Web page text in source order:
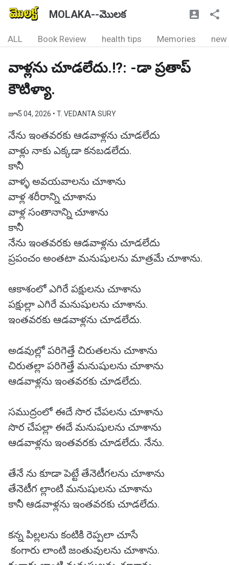
MOLAKA--మొలక
ALL Book Review health tips Memories new
వాళ్లను చూడలేదు.!?: -డా ప్రతాప్
కౌటిళ్యా.
జూన్ 04, 2026 • T. VEDANTA SURY
నేను ఇంతవరకు ఆడవాళ్లను చూడలేదు
వాళ్లు నాకు ఎక్కడా కనబడలేదు.
కానీ
వాళ్ళ అవయవాలను చూశాను
వాళ్ల శరీరాన్ని చూశాను
వాళ్ల సంతానాన్ని చూశాను
కానీ
నేను ఇంతవరకు ఆడవాళ్లను చూడలేదు
ప్రపంచం అంతటా మనుషులను మాత్రమే చూశాను.
ఆకాశంలో ఎగిరే పక్షులను చూశాను
పక్షుల్లా ఎగిరే మనుషులను చూశాను.
ఇంతవరకు ఆడవాళ్లను చూడలేదు.
అడవుల్లో పరిగెత్తే చిరుతలను చూశాను
చిరుతల్లా పరిగెత్తే మనుషులను చూశాను
ఆడవాళ్లను ఇంతవరకు చూడలేదు.
సముద్రంలో ఈదే సొర చేపలను చూశాను
సొర చేపల్లా ఈదే మనుషులను చూశాను
ఆడవాళ్లను ఇంతవరకు చూడలేదు. నేను.
తేనే ను కూడా పెట్టే తేనెటీగలను చూశాను
తేనెటీగ ల్లాంటి మనుషులను చూశాను
కానీ ఆడవాళ్లను ఇంతవరకు చూడలేదు.
కన్న పిల్లలను కంటికి రెప్పలా చూసే
కంగారు లాంటి జంతువులను చూశాను.